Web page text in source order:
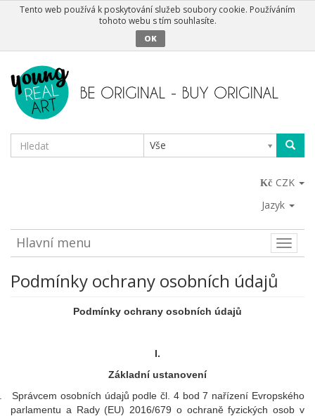
Tento web používá k poskytování služeb soubory cookie. Používáním
tohoto webu s tím souhlasíte.
OK
Vše
CZK
Jazyk
Toggle
Hlavní menu
Podmínky ochrany osobních údajů
Podmínky ochrany osobních údajů
I.
Základní ustanovení
Správcem osobních údajů podle čl. 4 bod 7 nařízení Evropského
parlamentu a Rady (EU) 2016/679 o ochraně fyzických osob v